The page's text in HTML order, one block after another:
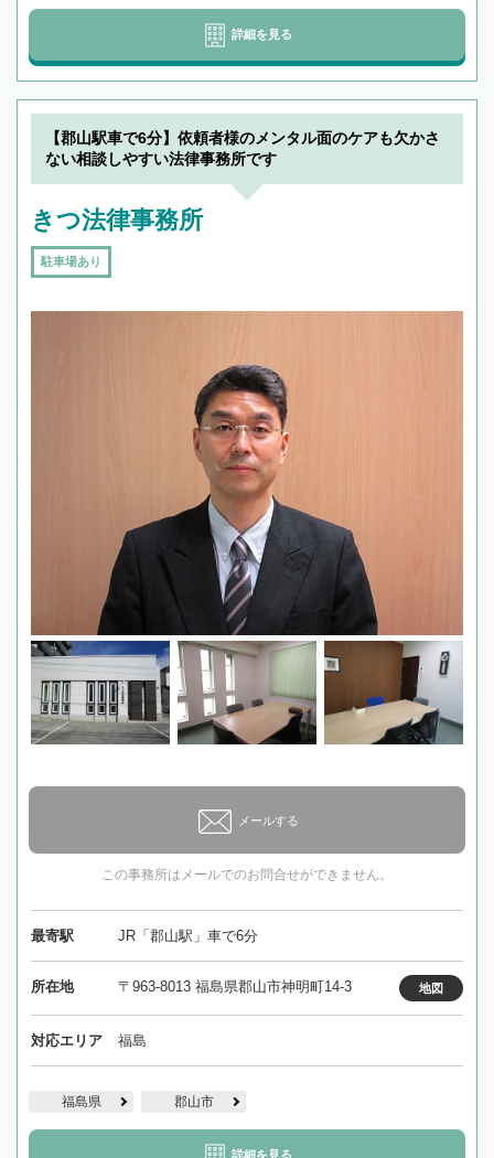
詳細を見る
【郡山駅車で6分】依頼者様のメンタル面のケアも欠かさ
ない相談しやすい法律事務所です
きつ法律事務所
駐車場あり
メールする
この事務所はメールでのお問合せができません。
最寄駅 JR「郡山駅」車で6分
所在地 〒963-8013 福島県郡山市神明町14-3 地図
対応エリア 福島
福島県 郡山市
詳細を見る